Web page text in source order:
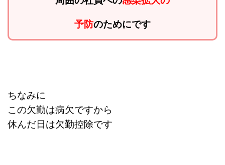
予防のためにです
ちなみに
この欠勤は病欠ですから
休んだ日は欠勤控除です